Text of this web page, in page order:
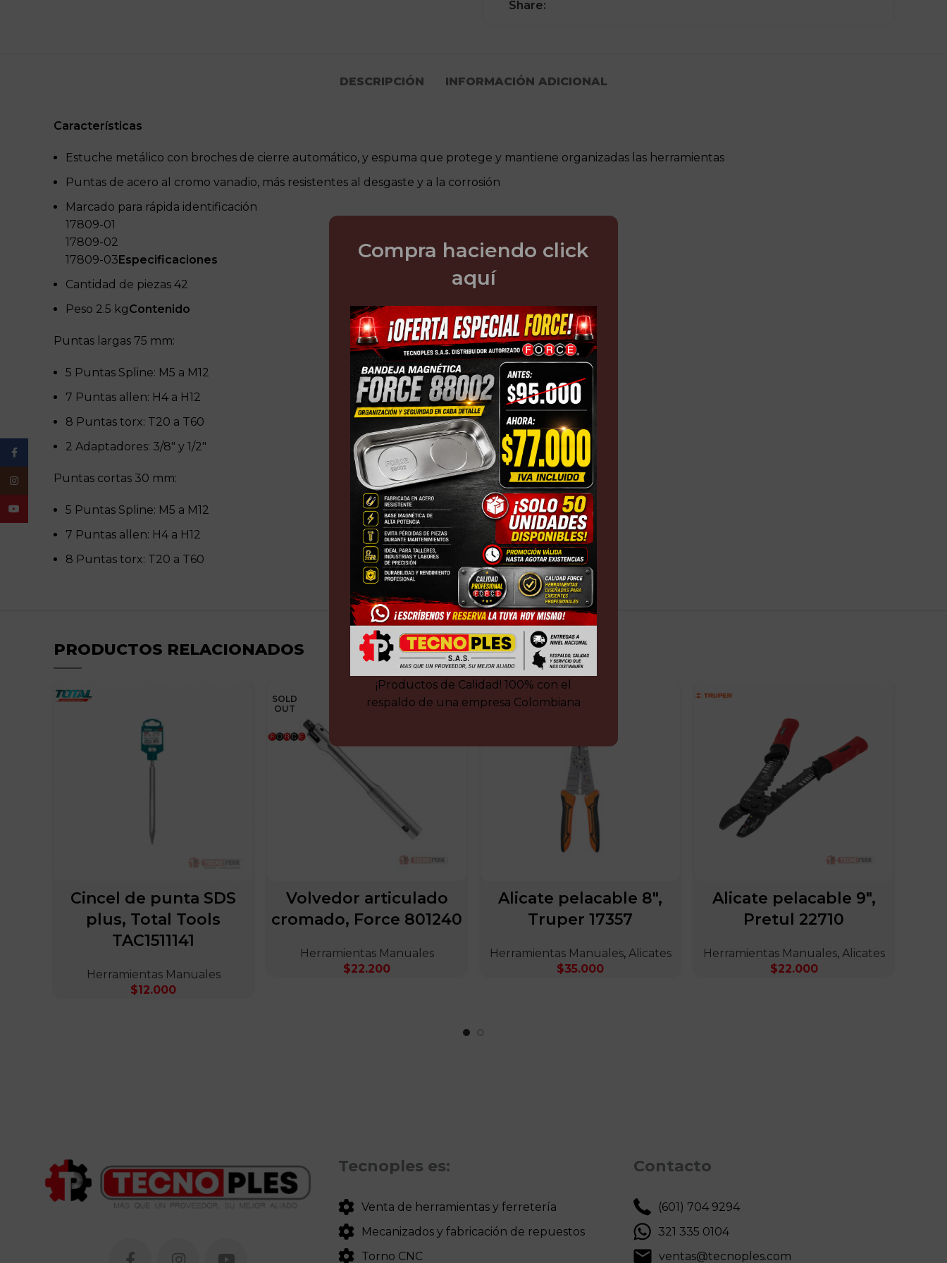
Compra haciendo click
aquí
¡Productos de Calidad! 100% con el
respaldo de una empresa Colombiana
Share:
DESCRIPCIÓN INFORMACIÓN ADICIONAL
Características
Estuche metálico con broches de cierre automático, y espuma que protege y mantiene organizadas las herramientas
Puntas de acero al cromo vanadio, más resistentes al desgaste y a la corrosión
Marcado para rápida identificación
17809-01
17809-02
17809-03Especificaciones
Cantidad de piezas 42
Peso 2.5 kgContenido
Puntas largas 75 mm:
5 Puntas Spline: M5 a M12
7 Puntas allen: H4 a H12
8 Puntas torx: T20 a T60
2 Adaptadores: 3/8″ y 1/2″
Puntas cortas 30 mm:
5 Puntas Spline: M5 a M12
7 Puntas allen: H4 a H12
8 Puntas torx: T20 a T60
PRODUCTOS RELACIONADOS
Cincel de punta SDS
plus, Total Tools
TAC1511141
Herramientas Manuales
$12.000
SOLD
OUT
Volvedor articulado
cromado, Force 801240
Herramientas Manuales
$22.200
Alicate pelacable 8″,
Truper 17357
Herramientas Manuales, Alicates
$35.000
Alicate pelacable 9″,
Pretul 22710
Herramientas Manuales, Alicates
$22.000
Tecnoples es:
Venta de herramientas y ferretería
Mecanizados y fabricación de repuestos
Torno CNC
Contacto
(601) 704 9294
321 335 0104
ventas@tecnoples.com
Facebook
Instagram
YouTube